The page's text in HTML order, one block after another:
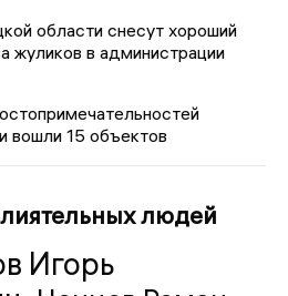
области снесут хороший
жуликов в администрации
вошли 15 объектов
людей
Игорь